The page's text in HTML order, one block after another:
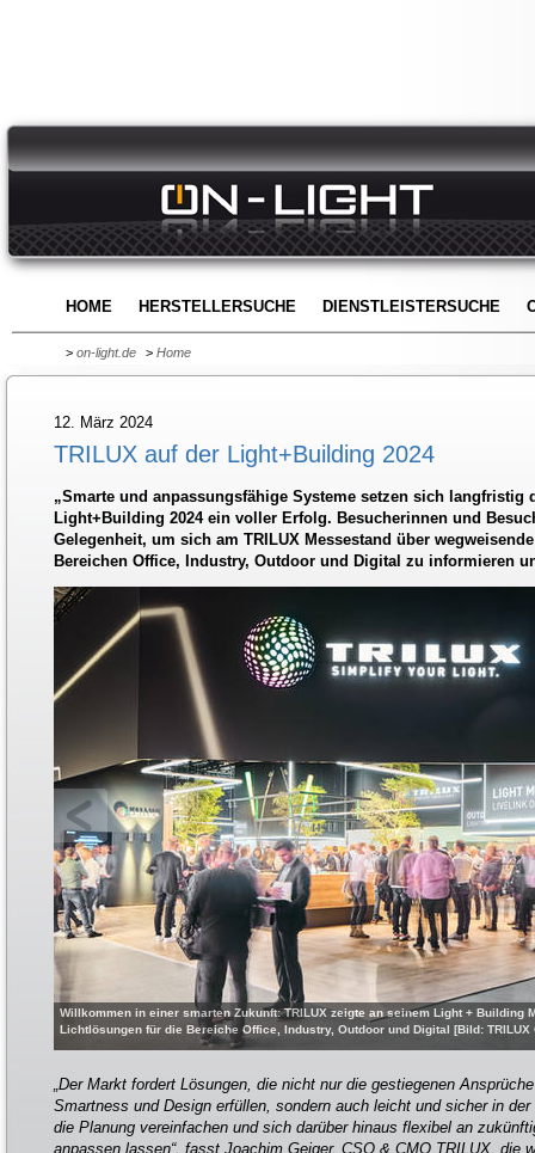
HOME HERSTELLERSUCHE DIENSTLEISTERSUCHE
> on-light.de > Home
12. März 2024
TRILUX auf der Light+Building 2024
„Smarte und anpassungsfähige Systeme setzen sich langfristig
Light+Building 2024 ein voller Erfolg. Besucherinnen und
Gelegenheit, um sich am TRILUX Messestand über
Bereichen Office, Industry, Outdoor und Digital zu informieren
Willkommen in einer smarten Zukunft: TRILUX zeigte an seinem Light + Building
Lichtlösungen für die Bereiche Office, Industry, Outdoor und Digital [Bild: TRILUX
„Der Markt fordert Lösungen, die nicht nur die gestiegenen
Smartness und Design erfüllen, sondern auch leicht und sicher in
die Planung vereinfachen und sich darüber hinaus flexibel an
anpassen lassen“, fasst Joachim Geiger, CSO & CMO TRILUX, die